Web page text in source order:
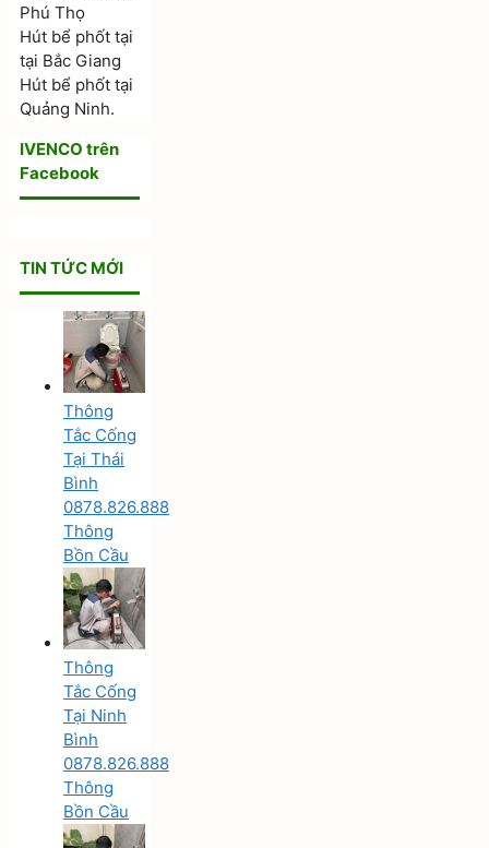
Phú Thọ
Hút bể phốt tại
tại Bắc Giang
Hút bể phốt tại
Quảng Ninh.
IVENCO trên
Facebook
TIN TỨC MỚI
Thông
Tắc Cống
Tại Thái
Bình
0878.826.888
Thông
Bồn Cầu
Thông
Tắc Cống
Tại Ninh
Bình
0878.826.888
Thông
Bồn Cầu